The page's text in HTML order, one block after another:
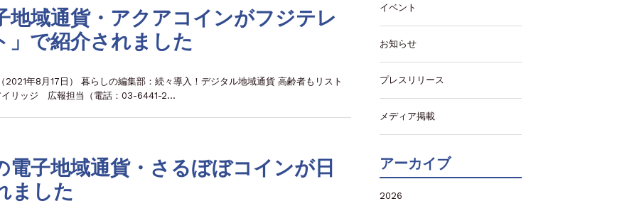
地域通貨・アクアコインがフジテレ
で紹介されました
年8月17日） 暮らしの編集部：続々導入！デジタル地域通貨 高齢者もリスト
イリッジ 広報担当（電話：03-6441-2…
電子地域通貨・さるぼぼコインが日
ました
イベント
お知らせ
プレスリリース
メディア掲載
アーカイブ
2026